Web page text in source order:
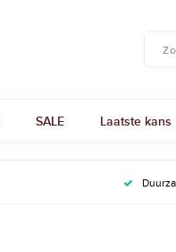
SALE Laatste kans